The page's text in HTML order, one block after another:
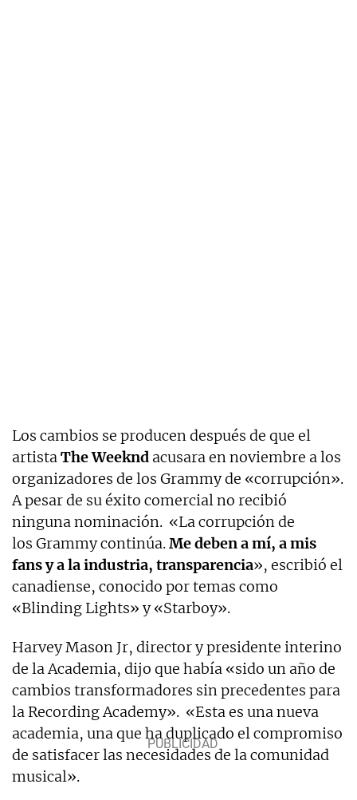
Los cambios se producen después de que el
artistaThe Weeknd acusara en noviembre a los
organizadores de los Grammy de «corrupción».
A pesar de su éxito comercial no recibió
ninguna nominación. «La corrupción de
los Grammy continúa.Me deben a mí, a mis
fans y a la industria, transparencia», escribió el
canadiense, conocido por temas como
«Blinding Lights» y «Starboy».
Harvey Mason Jr, director y presidente interino
de la Academia, dijo que había «sido un año de
cambios transformadores sin precedentes para
la Recording Academy». «Esta es una nueva
academia, una que ha duplicado el compromiso
de satisfacer las necesidades de la comunidad
musical».